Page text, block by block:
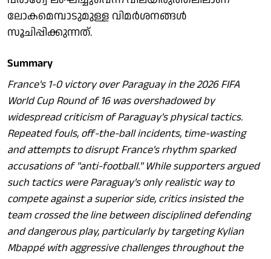
ലോകമെമ്പാടുമുള്ള വിമർശനങ്ങൾ
സൂചിപ്പിക്കുന്നത്.
Summary
France's 1-0 victory over Paraguay in the 2026 FIFA
World Cup Round of 16 was overshadowed by
widespread criticism of Paraguay's physical tactics.
Repeated fouls, off-the-ball incidents, time-wasting
and attempts to disrupt France's rhythm sparked
accusations of "anti-football." While supporters argued
such tactics were Paraguay's only realistic way to
compete against a superior side, critics insisted the
team crossed the line between disciplined defending
and dangerous play, particularly by targeting Kylian
Mbappé with aggressive challenges throughout the